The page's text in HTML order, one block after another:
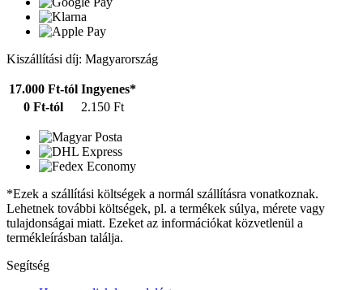
Kiszállítási díj: Magyarország
17.000 Ft-tól Ingyenes*
0 Ft-tól
2.150 Ft
*Ezek a szállítási költségek a normál szállításra vonatkoznak.
Lehetnek további költségek, pl. a termékek súlya, mérete vagy
tulajdonságai miatt. Ezeket az információkat közvetlenül a
termékleírásban találja.
Segítség